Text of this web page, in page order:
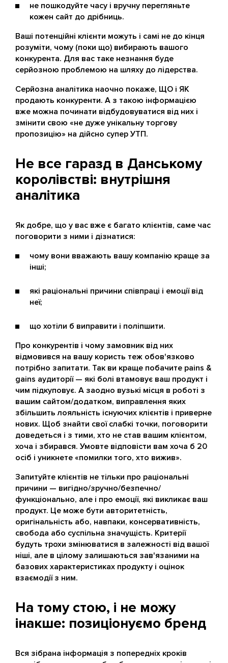
не пошкодуйте часу і вручну перегляньте
кожен сайт до дрібниць.
Ваші потенційні клієнти можуть і самі не до кінця
розуміти, чому (поки що) вибирають вашого
конкурента. Для вас таке незнання буде
серйозною проблемою на шляху до лідерства.
Серйозна аналітика наочно покаже, ЩО і ЯК
продають конкуренти. А з такою інформацією
вже можна починати відбудовуватися від них і
змінити свою «не дуже унікальну торгову
пропозицію» на дійсно супер УТП.
Не все гаразд в Данському
королівстві: внутрішня
аналітика
Як добре, що у вас вже є багато клієнтів, саме час
поговорити з ними і дізнатися:
чому вони вважають вашу компанію краще за
інші;
які раціональні причини співпраці і емоції від
неї;
що хотіли б виправити і поліпшити.
Про конкурентів і чому замовник від них
відмовився на вашу користь теж обов'язково
потрібно запитати. Так ви краще побачите pains &
gains аудиторії — які болі втамовує ваш продукт і
чим підкуповує. А заодно вузькі місця в роботі з
вашим сайтом/додатком, виправлення яких
збільшить лояльність існуючих клієнтів і приверне
нових. Щоб знайти свої слабкі точки, поговорити
доведеться і з тими, хто не став вашим клієнтом,
хоча і збирався. Умовте відповісти вам хоча б 20
осіб і уникнете «помилки того, хто вижив».
Запитуйте клієнтів не тільки про раціональні
причини — вигідно/зручно/безпечно/
функціонально, але і про емоції, які викликає ваш
продукт. Це може бути авторитетність,
оригінальність або, навпаки, консервативність,
свобода або суспільна значущість. Критерії
будуть трохи змінюватися в залежності від вашої
ніші, але в цілому залишаються зав'язаними на
базових характеристиках продукту і оцінок
взаємодії з ним.
На тому стою, і не можу
інакше: позиціонуємо бренд
Вся зібрана інформація з попередніх кроків